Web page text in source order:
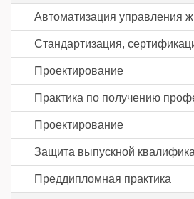
Стандартизация,
Проектирование
Проектирование
Преддипломная практика